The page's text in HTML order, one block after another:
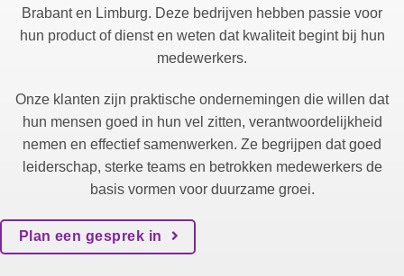
Brabant en Limburg. Deze bedrijven hebben passie voor
hun product of dienst en weten dat kwaliteit begint bij hun
medewerkers.
Onze klanten zijn praktische ondernemingen die willen dat
hun mensen goed in hun vel zitten, verantwoordelijkheid
nemen en effectief samenwerken. Ze begrijpen dat goed
leiderschap, sterke teams en betrokken medewerkers de
basis vormen voor duurzame groei.
Plan een gesprek in